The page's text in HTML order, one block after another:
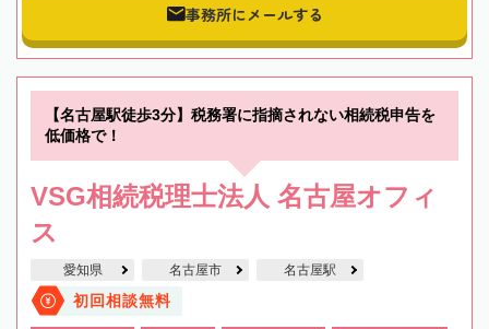
事務所にメールする
【名古屋駅徒歩3分】税務署に指摘されない相続税申告を
低価格で！
VSG相続税理士法人 名古屋オフィ
ス
愛知県 名古屋市 名古屋駅
初回相談無料